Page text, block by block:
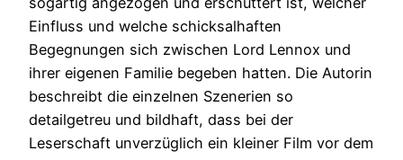
Einfluss und welche schicksalhaften
Begegnungen sich zwischen Lord Lennox und
ihrer eigenen Familie begeben hatten. Die Autorin
beschreibt die einzelnen Szenerien so
detailgetreu und bildhaft, dass bei der
Leserschaft unverzüglich ein kleiner Film vor dem